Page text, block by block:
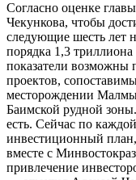
Согласно оценке
Чекункова, чтобы
следующие шесть лет
порядка 1,3
показатели возможны
проектов,
месторождении
Баимской рудной
есть. Сейчас по
инвестиционный
вместе с
привлечение